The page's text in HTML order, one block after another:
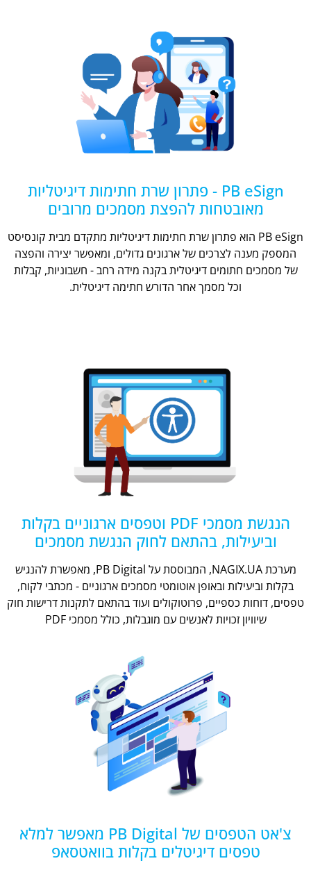
PB eSign - פתרון שרת חתימות דיגיטליות
מאובטחות להפצת מסמכים מרובים
PB eSign הוא פתרון שרת חתימות דיגיטליות מתקדם מבית קונסיסט
המספק מענה לצרכים של ארגונים גדולים, ומאפשר יצירה והפצה
של מסמכים חתומים דיגיטלית בקנה מידה רחב - חשבוניות, קבלות
וכל מסמך אחר הדורש חתימה דיגיטלית.
הנגשת מסמכי PDF וטפסים ארגוניים בקלות
וביעילות, בהתאם לחוק הנגשת מסמכים
מערכת NAGIX.UA, המבוססת על PB Digital, מאפשרת להנגיש
בקלות וביעילות ובאופן אוטומטי מסמכים ארגוניים - מכתבי לקוח,
טפסים, דוחות כספיים, פרוטוקולים ועוד בהתאם לתקנות דרישות חוק
שיוויון זכויות לאנשים עם מוגבלות, כולל מסמכי PDF
צ'אט הטפסים של PB Digital מאפשר למלא
טפסים דיגיטלים בקלות בוואטסאפ